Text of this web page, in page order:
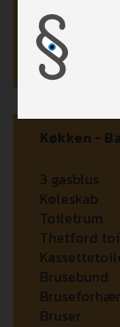
Stor tagluge
Serviceklap
Fuld Glasfiber
Køkken -
3 gasblus
Køleskab
Toiletrum
Thetford
Brusebund
Bruser